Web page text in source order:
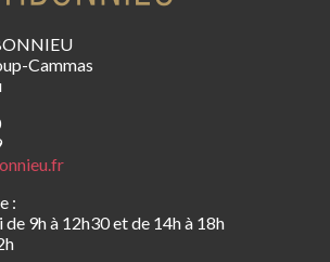
Cammas
:
9h à 12h30 et de 14h à 18h